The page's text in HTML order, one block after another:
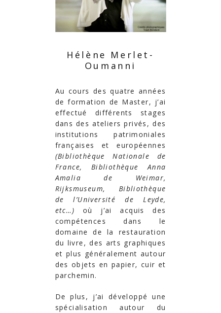
Hélène Merlet-
Oumanni
Au cours des quatre années
de formation de Master, j’ai
effectué différents stages
dans des ateliers privés, des
institutions patrimoniales
françaises et européennes
(Bibliothèque Nationale de
France, Bibliothèque Anna
Amalia de Weimar,
Rijksmuseum, Bibliothèque
de l’Université de Leyde,
etc…) où j’ai acquis des
compétences dans le
domaine de la restauration
du livre, des arts graphiques
et plus généralement autour
des objets en papier, cuir et
parchemin.
De plus, j’ai développé une
spécialisation autour du